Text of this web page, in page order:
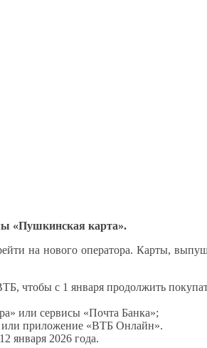
«Пушкинская карта».
на новогооператора. Карты,
чтобы с 1 января продолжить
или сервисы «Почта Банка»;
или приложение «ВТБ Онлайн».
12 января 2026 года.